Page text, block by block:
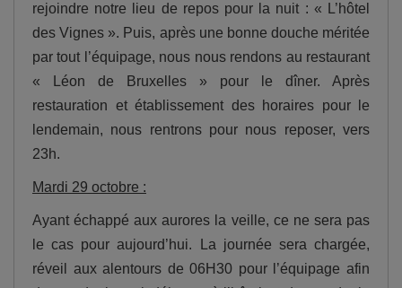
rejoindre notre lieu de repos pour la nuit : « L’hôtel
des Vignes ». Puis, après une bonne douche méritée
par tout l’équipage, nous nous rendons au restaurant
« Léon de Bruxelles » pour le dîner. Après
restauration et établissement des horaires pour le
lendemain, nous rentrons pour nous reposer, vers
23h.
Mardi 29 octobre :
Ayant échappé aux aurores la veille, ce ne sera pas
le cas pour aujourd’hui. La journée sera chargée,
réveil aux alentours de 06H30 pour l’équipage afin